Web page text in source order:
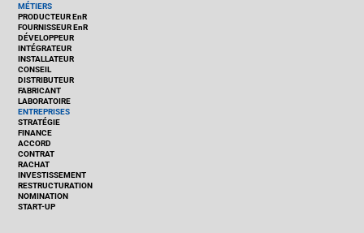
MÉTIERS
PRODUCTEUR EnR
FOURNISSEUR EnR
DÉVELOPPEUR
INTÉGRATEUR
INSTALLATEUR
CONSEIL
DISTRIBUTEUR
FABRICANT
LABORATOIRE
ENTREPRISES
STRATÉGIE
FINANCE
ACCORD
CONTRAT
RACHAT
INVESTISSEMENT
RESTRUCTURATION
NOMINATION
START-UP